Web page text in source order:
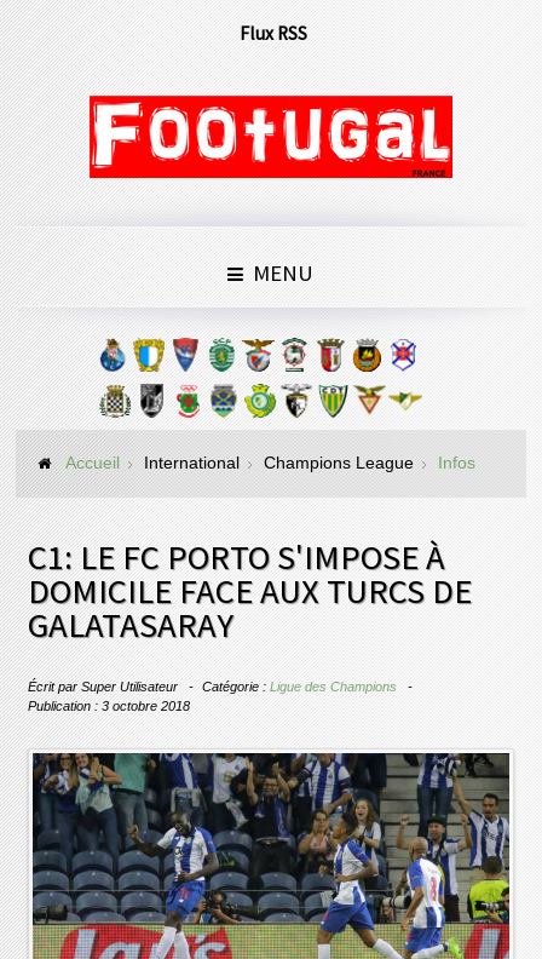
Flux RSS
MENU
Accueil International Champions League Infos
C1: LE FC PORTO S'IMPOSE À
DOMICILE FACE AUX TURCS DE
GALATASARAY
Écrit parSuper Utilisateur Catégorie :Ligue des Champions
Publication : 3 octobre 2018